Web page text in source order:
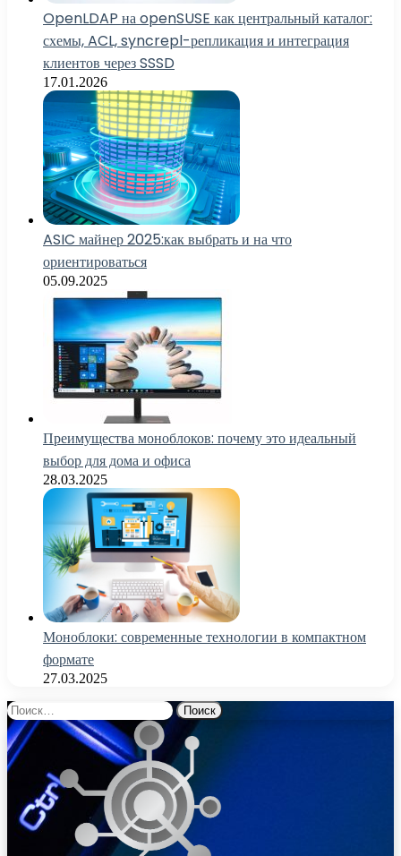
OpenLDAP на openSUSE как центральный каталог:
схемы, ACL, syncrepl-репликация и интеграция
клиентов через SSSD
17.01.2026
ASIC майнер 2025:как выбрать и на что
ориентироваться
05.09.2025
Преимущества моноблоков: почему это идеальный
выбор для дома и офиса
28.03.2025
Моноблоки: современные технологии в компактном
формате
27.03.2025
Найти: